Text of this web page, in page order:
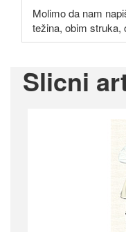
Molimo da nam
težina, obim struka,
Slicni